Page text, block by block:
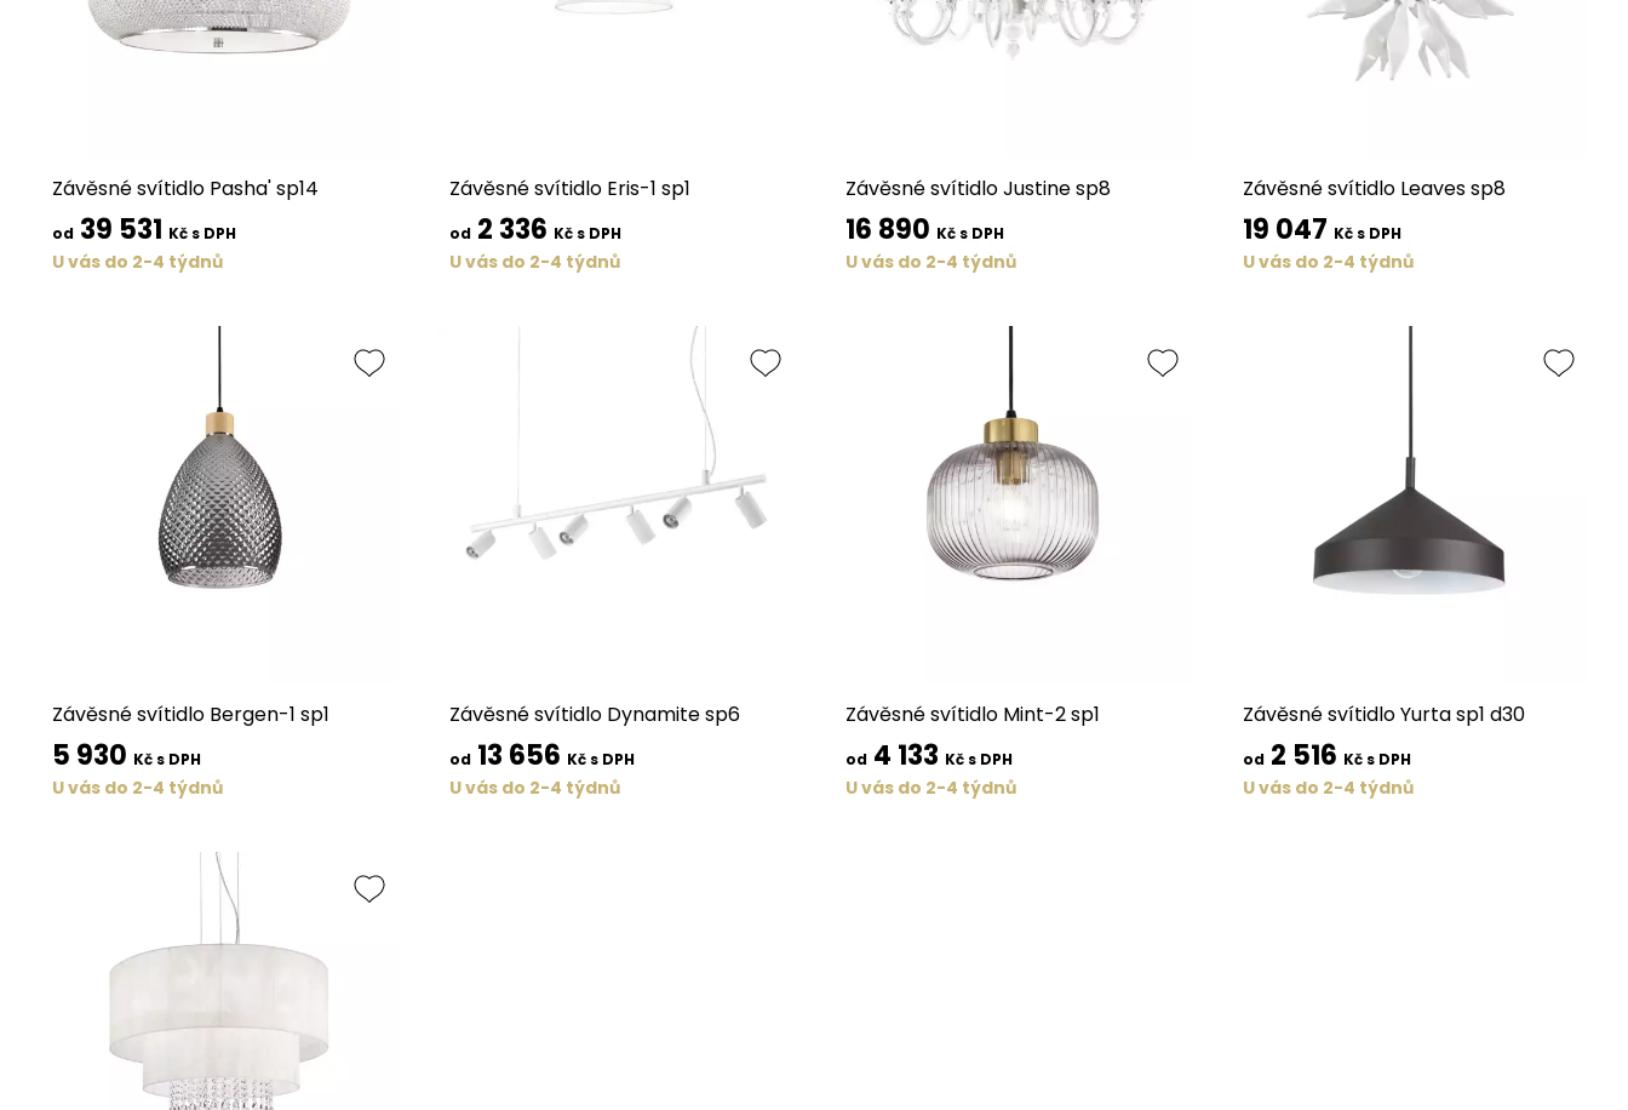
Závěsné svítidlo Pasha' sp14
od 39 531 Kč s DPH
U vás do 2-4 týdnů
Závěsné svítidlo Eris-1 sp1
od 2 336 Kč s DPH
U vás do 2-4 týdnů
Závěsné svítidlo Justine sp8
16 890 Kč s DPH
U vás do 2-4 týdnů
Závěsné svítidlo Leaves sp8
19 047 Kč s DPH
U vás do 2-4 týdnů
Závěsné svítidlo Bergen-1 sp1
5 930 Kč s DPH
U vás do 2-4 týdnů
Závěsné svítidlo Dynamite sp6
od 13 656 Kč s DPH
U vás do 2-4 týdnů
Závěsné svítidlo Mint-2 sp1
od 4 133 Kč s DPH
U vás do 2-4 týdnů
Závěsné svítidlo Yurta sp1 d30
od 2 516 Kč s DPH
U vás do 2-4 týdnů